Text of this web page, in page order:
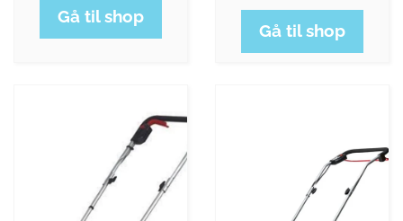
Gå til shop
Gå til shop